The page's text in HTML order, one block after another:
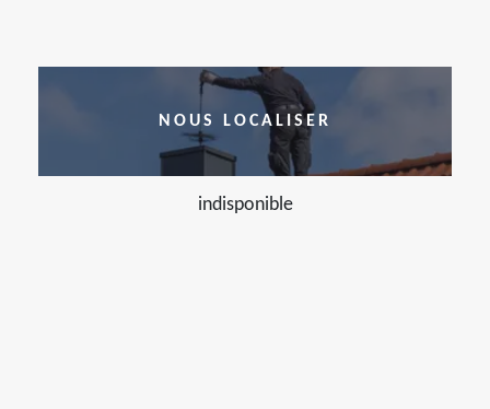
NOUS LOCALISER
indisponible